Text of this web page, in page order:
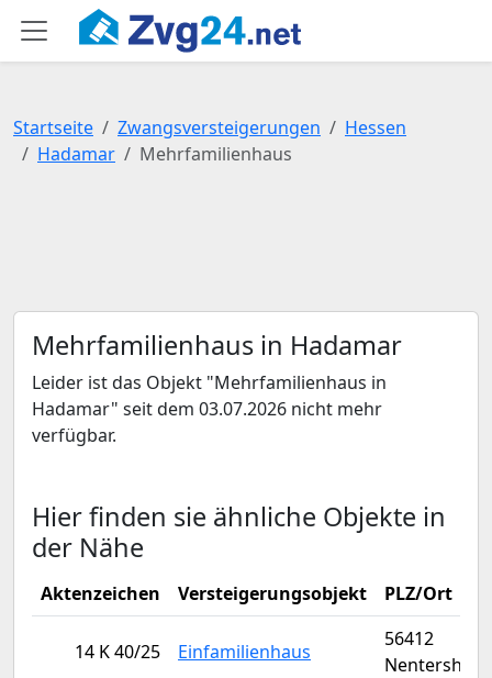
Startseite Zwangsversteigerungen
Hessen
Hadamar
Mehrfamilienhaus
Mehrfamilienhaus in Hadamar
Leider ist das Objekt "Mehrfamilienhaus in
Hadamar" seit dem 03.07.2026 nicht mehr
verfügbar.
Hier finden sie ähnliche Objekte in
der Nähe
Aktenzeichen Versteigerungsobjekt PLZ/Ort
14 K 40/25 Einfamilienhaus
56412